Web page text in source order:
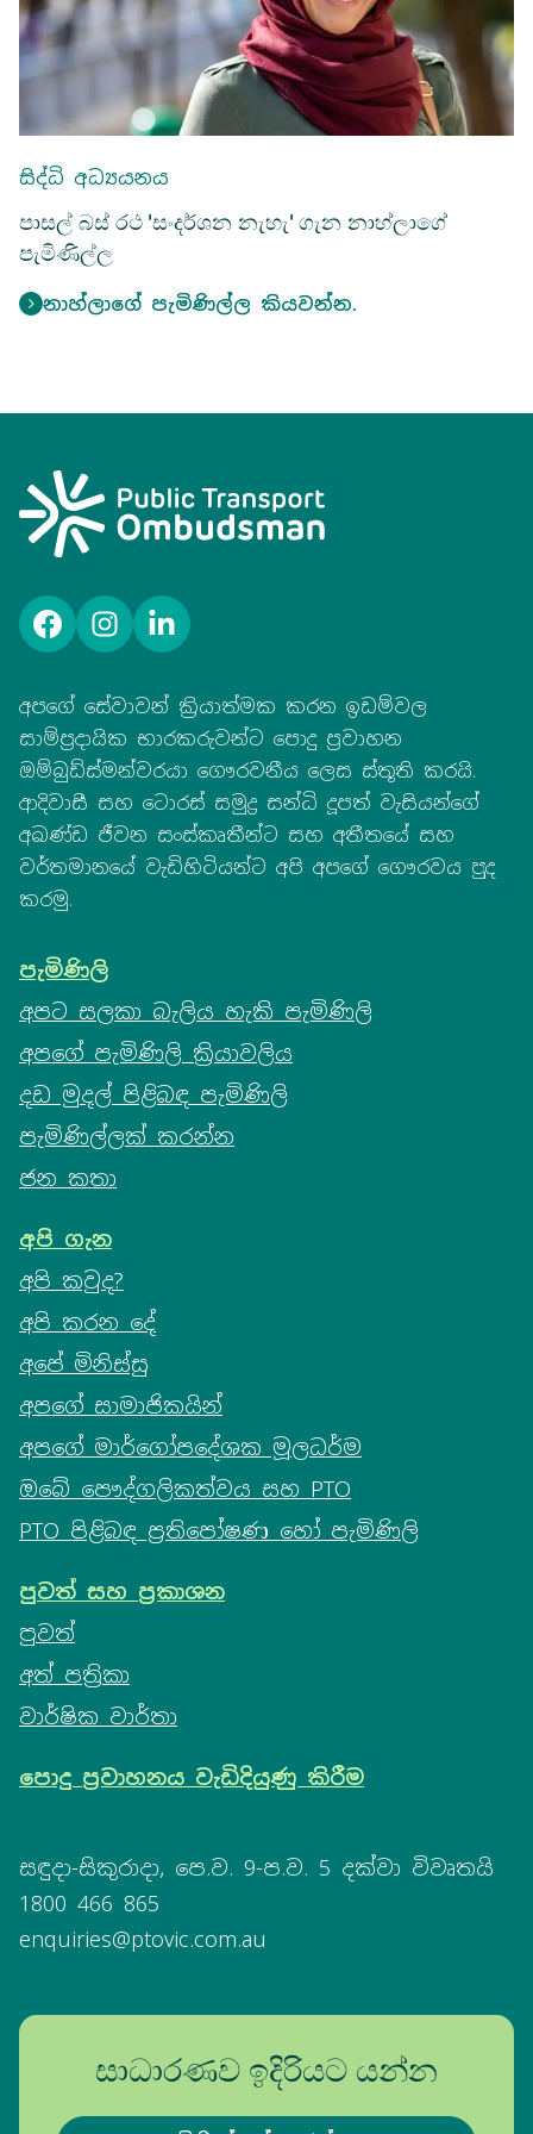
සිද්ධි අධ්‍යයනය
පාසල් බස් රථ 'සංදර්ශන නැහැ' ගැන නාහ්ලාගේ
පැමිණිල්ල
නාහ්ලාගේ පැමිණිල්ල කියවන්න.
ෆේස්බුක්ඉන්ස්ටග්රෑම්ලින්ක්ඩ්ඉන්
අපගේ සේවාවන් ක්‍රියාත්මක කරන ඉඩම්වල
සාම්ප්‍රදායික භාරකරුවන්ට පොදු ප්‍රවාහන
ඔම්බුඩ්ස්මන්වරයා ගෞරවනීය ලෙස ස්තූති කරයි.
ආදිවාසී සහ ටොරස් සමුද්‍ර සන්ධි දූපත් වැසියන්ගේ
අඛණ්ඩ ජීවන සංස්කෘතීන්ට සහ අතීතයේ සහ
වර්තමානයේ වැඩිහිටියන්ට අපි අපගේ ගෞරවය පුද
කරමු.
පැමිණිලි
අපට සලකා බැලිය හැකි පැමිණිලි
අපගේ පැමිණිලි ක්‍රියාවලිය
දඩ මුදල් පිළිබඳ පැමිණිලි
පැමිණිල්ලක් කරන්න
ජන කතා
අපි ගැන
අපි කවුද?
අපි කරන දේ
අපේ මිනිස්සු
අපගේ සාමාජිකයින්
අපගේ මාර්ගෝපදේශක මූලධර්ම
ඔබේ පෞද්ගලිකත්වය සහ PTO
PTO පිළිබඳ ප්‍රතිපෝෂණ හෝ පැමිණිලි
පුවත් සහ ප්‍රකාශන
පුවත්
අත් පත්‍රිකා
වාර්ෂික වාර්තා
පොදු ප්‍රවාහනය වැඩිදියුණු කිරීම
සඳුදා-සිකුරාදා, පෙ.ව. 9-ප.ව. 5 දක්වා විවෘතයි
1800 466 865
enquiries@ptovic.com.au
සාධාරණව ඉදිරියට යන්න